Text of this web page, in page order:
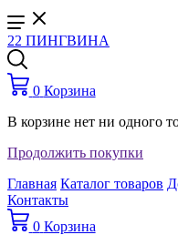
22 ПИНГВИНА
0 Корзина
В корзине нет ни одного
Продолжить покупки
Главная Каталог товаров
Контакты
0 Корзина